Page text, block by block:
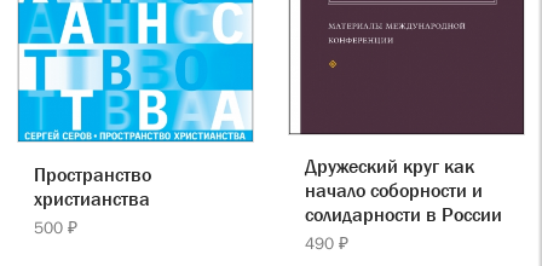
Пространство
христианства
500 ₽
Дружеский круг как
начало соборности и
солидарности в России
490 ₽